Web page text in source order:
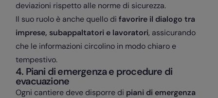
deviazioni rispetto alle norme di sicurezza.
Il suo ruolo è anche quello di favorire il dialogo tra
imprese, subappaltatori e lavoratori, assicurando
che le informazioni circolino in modo chiaro e
tempestivo.
4. Piani di emergenza e procedure di
evacuazione
Ogni cantiere deve disporre di piani di emergenza